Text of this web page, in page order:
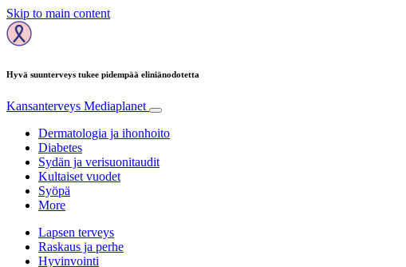
Skip to main content
Hyvä suunterveys tukee pidempää eliniänodotetta
Kansanterveys Mediaplanet
Dermatologia ja ihonhoito
Diabetes
Sydän ja verisuonitaudit
Kultaiset vuodet
Syöpä
More
Lapsen terveys
Raskaus ja perhe
Hyvinvointi